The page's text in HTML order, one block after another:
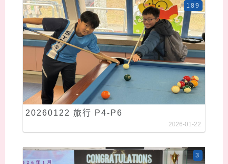
20260122 旅行 P4-P6
189
2026-01-22
3